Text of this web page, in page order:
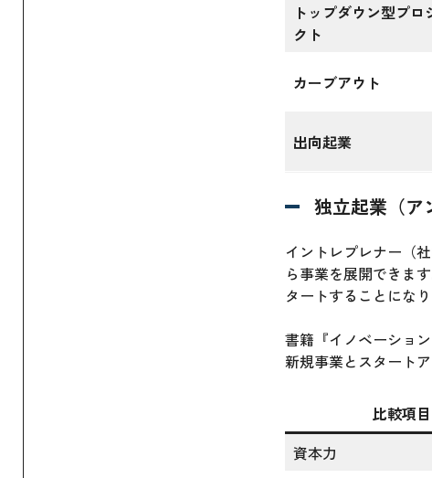
トップダウン型プロ
クト
カーブアウト
出向起業
独立起業（ア
イントレプレナー（
ら事業を展開できま
タートすることになり
書籍『イノベーショ
新規事業とスタート
比較項目
資本力